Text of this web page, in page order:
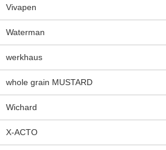
Vivapen
Waterman
werkhaus
whole grain MUSTARD
Wichard
X-ACTO